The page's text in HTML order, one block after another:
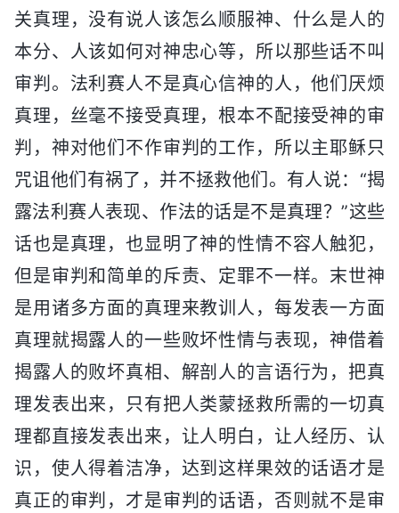
关真理，没有说人该怎么顺服神、什么是人的
本分、人该如何对神忠心等，所以那些话不叫
审判。法利赛人不是真心信神的人，他们厌烦
真理，丝毫不接受真理，根本不配接受神的审
判，神对他们不作审判的工作，所以主耶稣只
咒诅他们有祸了，并不拯救他们。有人说：“揭
露法利赛人表现、作法的话是不是真理？”这些
话也是真理，也显明了神的性情不容人触犯，
但是审判和简单的斥责、定罪不一样。末世神
是用诸多方面的真理来教训人，每发表一方面
真理就揭露人的一些败坏性情与表现，神借着
揭露人的败坏真相、解剖人的言语行为，把真
理发表出来，只有把人类蒙拯救所需的一切真
理都直接发表出来，让人明白，让人经历、认
识，使人得着洁净，达到这样果效的话语才是
真正的审判，才是审判的话语，否则就不是审